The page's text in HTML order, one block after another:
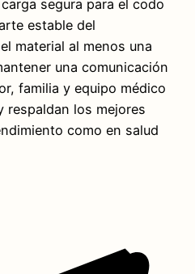
segura para el codo
estable del
material al menos una
una comunicación
familia y equipo médico
respaldan los mejores
como en salud